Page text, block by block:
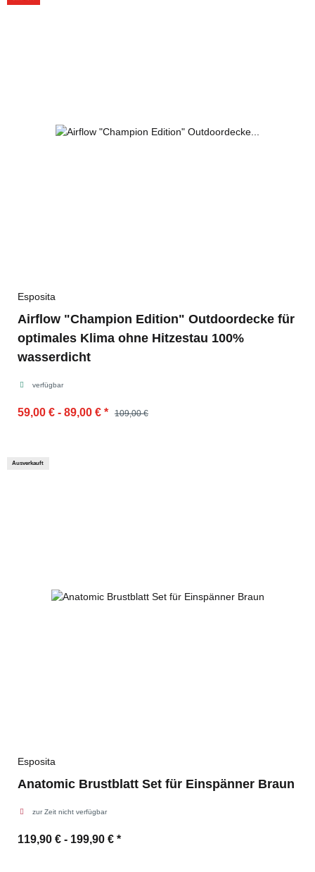
Esposita
Airflow "Champion Edition" Outdoordecke für
optimales Klima ohne Hitzestau 100%
wasserdicht
verfügbar
59,00 € - 89,00 € * 109,00 €
Ausverkauft
Esposita
Anatomic Brustblatt Set für Einspänner Braun
zur Zeit nicht verfügbar
119,90 € - 199,90 € *